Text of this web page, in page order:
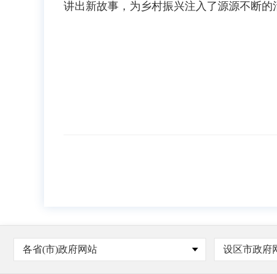
讲出新故事，为乡村振兴注入了源源不断的
各省(市)政府网站 设区市政府